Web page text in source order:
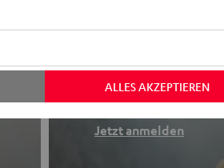
Newsletter
Finde deinen
Erhalte bis zu
Jetzt anmelden
ALLES AKZEPTIEREN